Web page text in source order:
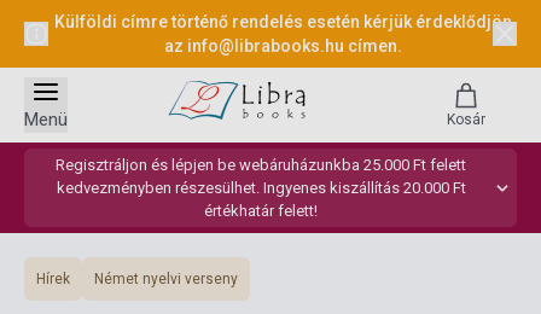
Külföldi címre történő rendelés esetén kérjük érdeklődjön
az info@librabooks.hu címen.
Regisztráljon és lépjen be webáruházunkba 25.000 Ft felett
kedvezményben részesülhet. Ingyenes kiszállítás 20.000 Ft
értékhatár felett!
Menü Kosár
Hírek Német nyelvi verseny